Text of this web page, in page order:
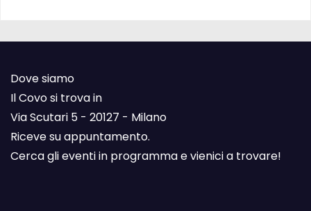
Dove siamo
Il Covo si trova in
Via Scutari 5 - 20127 - Milano
Riceve su appuntamento.
Cerca gli eventi in programma e vienici a trovare!